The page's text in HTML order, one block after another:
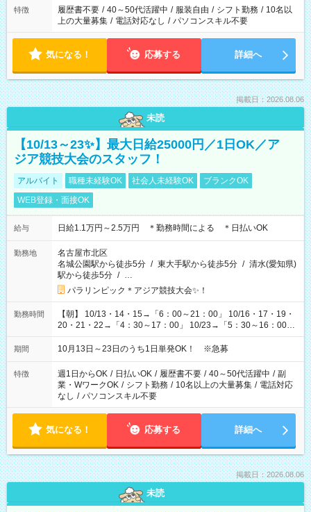
特徴 履歴書不要 / 40～50代活躍中 / 服装自由 / シフト勤務 / 10名以
上の大量募集 / 電話対応なし / パソコンスキル不要
気になる！ 応募する 詳細へ
掲載日：2026.08.06
未読
【10/13～23✨】最大日給25000円／1日OK／ア
ジア競技大会のスタッフ！
アルバイト 職種未経験OK 社会人未経験OK
ブランクOK
WEB登録・面接OK
給与 日給1.1万円～2.5万円 ＊勤務時間による ＊日払いOK
勤務地
名古屋市北区
名城公園駅から徒歩5分 / 東大手駅から徒歩5分 / 清水(愛知県)
駅から徒歩5分 / …
パラリンピック＊アジア競技大会✨！
勤務時間
【朝】 10/13・14・15→「6：00～21：00」 10/16・17・19・
20・21・22→「4：30～17：00」 10/23→「5：30～16：00」
【夕方】 10/16・17・19～21→「17：00～26：00」
10/22→「17：00～24：30」 10/23→「16：00～23：00」 ＊
け、夕方だけ、などもOKです！
期間 10月13日～23日のうち1日単発OK！ ※急募
特徴 週1日からOK / 日払いOK / 履歴書不要 / 40～50代活躍中 / 副
業・WワークOK / シフト勤務 / 10名以上の大量募集 / 電話対応
なし / パソコンスキル不要
気になる！ 応募する 詳細へ
掲載日：2026.08.06
未読